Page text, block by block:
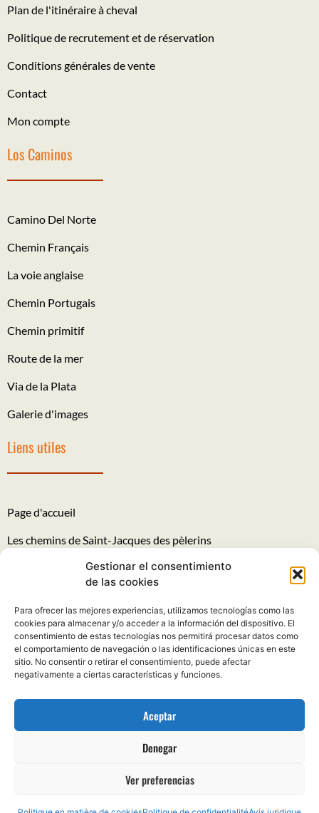
Gestionar el consentimiento
de las cookies
Para ofrecer las mejores experiencias, utilizamos tecnologías como las
cookies para almacenar y/o acceder a la información del dispositivo. El
consentimiento de estas tecnologías nos permitirá procesar datos como
el comportamiento de navegación o las identificaciones únicas en este
sitio. No consentir o retirar el consentimiento, puede afectar
negativamente a ciertas características y funciones.
Aceptar
Denegar
Ver preferencias
Plan de l'itinéraire à cheval
Politique de recrutement et de réservation
Conditions générales de vente
Contact
Mon compte
Los Caminos
Camino Del Norte
Chemin Français
La voie anglaise
Chemin Portugais
Chemin primitif
Route de la mer
Via de la Plata
Galerie d'images
Liens utiles
Page d'accueil
Les chemins de Saint-Jacques des pèlerins
Politique en matière de cookies
Plaintes et suggestions
Camino de Santiago à cheval. Tous droits réservés.
Anglais